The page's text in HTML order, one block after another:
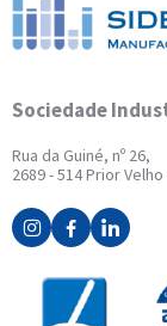
Sociedade
Rua da Guiné, nº 26,
2689 - 514 Prior